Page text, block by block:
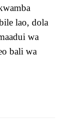
lao, dola
wa
bali wa